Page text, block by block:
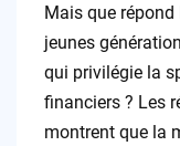
Mais que
jeunes
qui privilégie la
financiers ? Les
montrent que la